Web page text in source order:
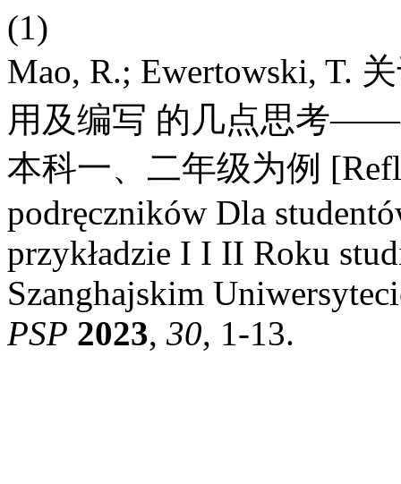
(1)
Mao, R.; Ewertowski, T.
用及编写 的几点思考——
本科一、二年级为例
podręczników Dla
przykładzie I I II Roku
Szanghajskim
PSP 2023, 30, 1-13.